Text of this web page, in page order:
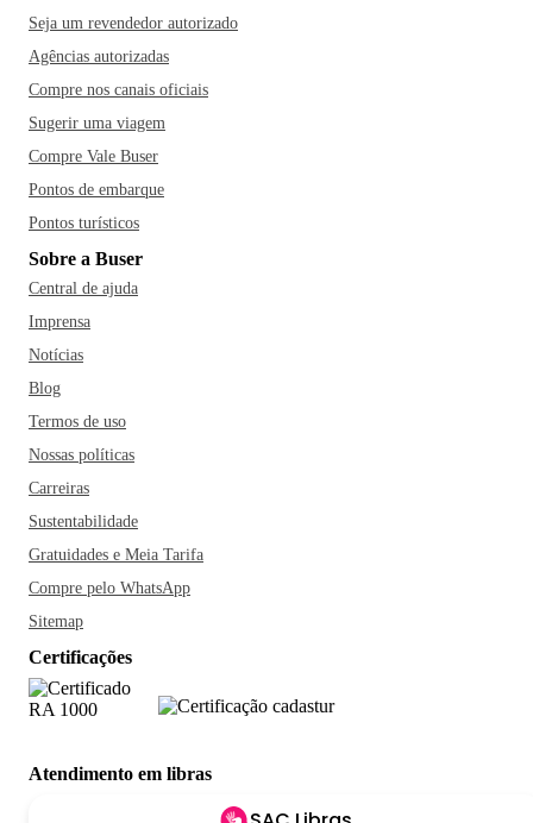
Seja um revendedor autorizado
Agências autorizadas
Compre nos canais oficiais
Sugerir uma viagem
Compre Vale Buser
Pontos de embarque
Pontos turísticos
Sobre a Buser
Central de ajuda
Imprensa
Notícias
Blog
Termos de uso
Nossas políticas
Carreiras
Sustentabilidade
Gratuidades e Meia Tarifa
Compre pelo WhatsApp
Sitemap
Certificações
Atendimento em libras